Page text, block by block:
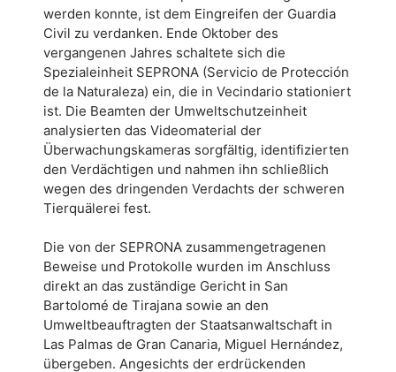
werden konnte, ist dem Eingreifen der Guardia
Civil zu verdanken. Ende Oktober des
vergangenen Jahres schaltete sich die
Spezialeinheit SEPRONA (Servicio de Protección
de la Naturaleza) ein, die in Vecindario stationiert
ist. Die Beamten der Umweltschutzeinheit
analysierten das Videomaterial der
Überwachungskameras sorgfältig, identifizierten
den Verdächtigen und nahmen ihn schließlich
wegen des dringenden Verdachts der schweren
Tierquälerei fest.
Die von der SEPRONA zusammengetragenen
Beweise und Protokolle wurden im Anschluss
direkt an das zuständige Gericht in San
Bartolomé de Tirajana sowie an den
Umweltbeauftragten der Staatsanwaltschaft in
Las Palmas de Gran Canaria, Miguel Hernández,
übergeben. Angesichts der erdrückenden